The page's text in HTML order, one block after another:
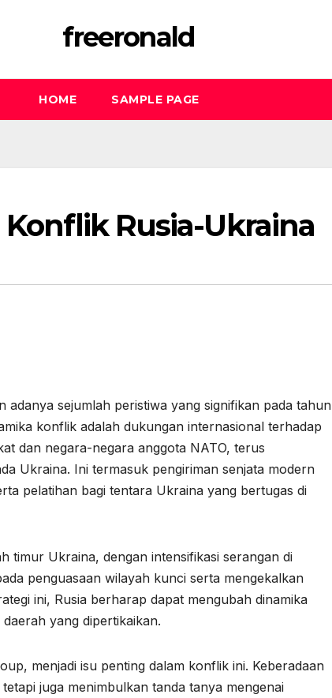
freeronald
HOME SAMPLE PAGE
Rusia-Ukraina
sejumlah peristiwa yang signifikan pada tahun
konflik adalah dukungan internasional terhadap
dan negara-negara anggota NATO, terus
Ukraina. Ini termasuk pengiriman senjata modern
pelatihan bagi tentara Ukraina yang bertugas di
timur Ukraina, dengan intensifikasi serangan di
penguasaan wilayah kunci serta mengekalkan
ini, Rusia berharap dapat mengubah dinamika
yang dipertikaikan.
menjadi isu penting dalam konflik ini. Keberadaan
juga menimbulkan tanda tanya mengenai